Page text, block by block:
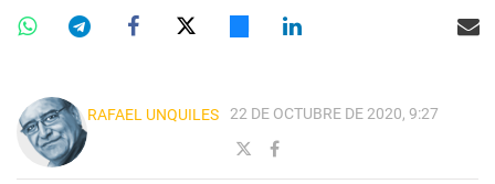
RAFAEL UNQUILES 22 DE OCTUBRE DE 2020, 9:27